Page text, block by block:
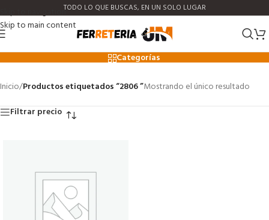
Skip to navigation
Skip to main content
TODO LO QUE BUSCAS, EN UN SOLO LUGAR
2806
Categorías
Inicio/Productos etiquetados “2806 ”Mostrando el único resultado
Filtrar precio